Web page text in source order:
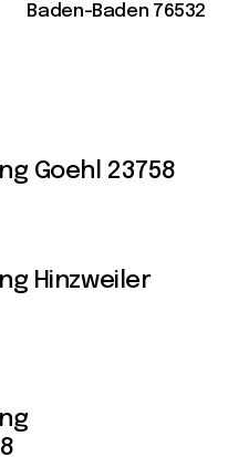
Baden-Baden 76532
Goehl 23758
Hinzweiler